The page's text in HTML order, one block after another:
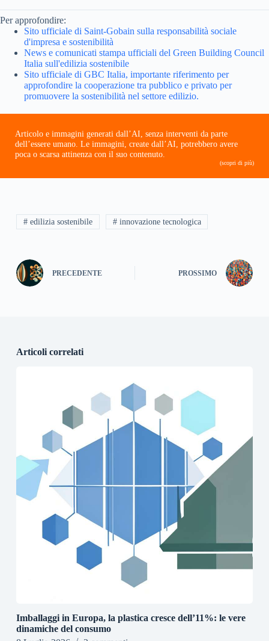
Per approfondire:
Sito ufficiale di Saint-Gobain sulla responsabilità sociale
d'impresa e sostenibilità
News e comunicati stampa ufficiali del Green Building Council
Italia sull'edilizia sostenibile
Sito ufficiale di GBC Italia, importante riferimento per
approfondire la cooperazione tra pubblico e privato per
promuovere la sostenibilità nel settore edilizio.
Articolo e immagini generati dall’AI, senza interventi da parte
dell’essere umano. Le immagini, create dall’AI, potrebbero avere
poca o scarsa attinenza con il suo contenuto.
(scopri di più)
# edilizia sostenibile # innovazione tecnologica
PRECEDENTE PROSSIMO
Articoli correlati
Imballaggi in Europa, la plastica cresce dell’11%: le vere
dinamiche del consumo